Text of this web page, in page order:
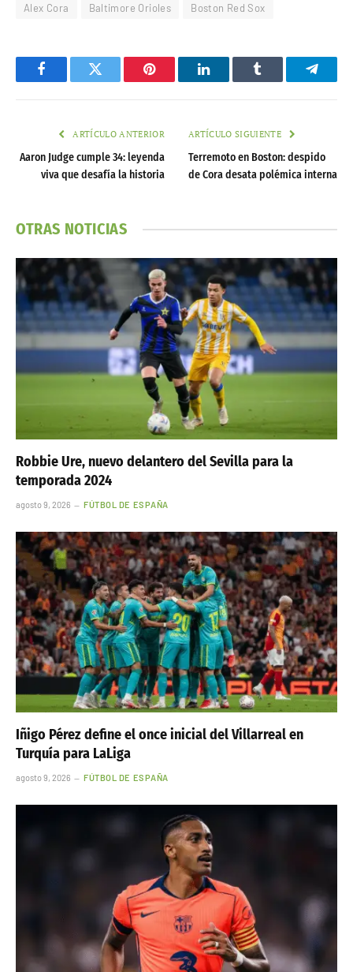
Alex Cora Baltimore Orioles Boston Red Sox
FacebookTwitter Pinterest LinkedInTumblr
ARTÍCULO ANTERIOR
Aaron Judge cumple 34: leyenda
viva que desafía la historia
ARTÍCULO SIGUIENTE
Terremoto en Boston: despido
de Cora desata polémica interna
OTRAS NOTICIAS
Robbie Ure, nuevo delantero del Sevilla para la
temporada 2024
agosto 9, 2026 FÚTBOL DE ESPAÑA
Iñigo Pérez define el once inicial del Villarreal en
Turquía para LaLiga
agosto 9, 2026 FÚTBOL DE ESPAÑA